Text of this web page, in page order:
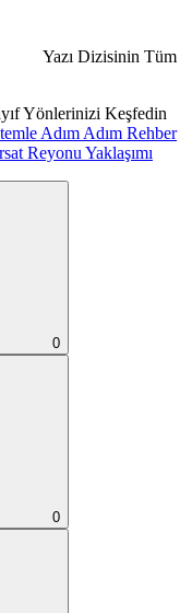
Yazı Dizisinin Tüm
Yönlerinizi Keşfedin
Adım Adım Rehber
Reyonu Yaklaşımı
0
0